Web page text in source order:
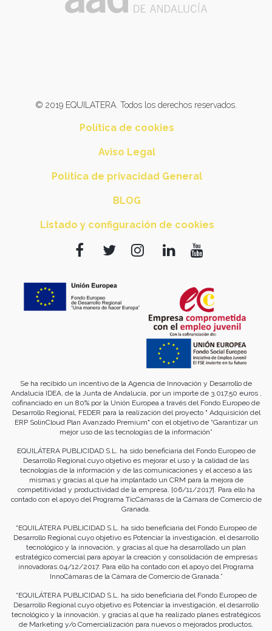
© 2019 EQUILATERA. Todos los derechos reservados.
Política de cookies
Aviso Legal
Política de privacidad General
BLOG
Listado y configuración de cookies
Se ha recibido un incentivo de la Agencia de Innovación y Desarrollo de
Andalucía IDEA, de la Junta de Andalucía, por un importe de 3.017,50 euros ,
cofinanciado en un 80% por la Unión Europea a través del Fondo Europeo de
Desarrollo Regional, FEDER para la realización del proyecto " Adquisición del
ERP SolinCloud Plan Avanzado Premium" con el objetivo de “Garantizar un
mejor uso de las tecnologías de la información”
EQUILÁTERA PUBLICIDAD S.L. ha sido beneficiaria del Fondo Europeo de
Desarrollo Regional cuyo objetivo es mejorar el uso y la calidad de las
tecnologías de la información y de las comunicaciones y el acceso a las
mismas y gracias al que ha implantado un CRM para la mejora de
competitividad y productividad de la empresa. [06/11/2017]. Para ello ha
contado con el apoyo del Programa TicCámaras de la Cámara de Comercio de
Granada.
“EQUILÁTERA PUBLICIDAD S.L. ha sido beneficiaria del Fondo Europeo de
Desarrollo Regional cuyo objetivo es Potenciar la investigación, el desarrollo
tecnológico y la innovación, y gracias al que ha desarrollado un plan
estratégico comercial para apoyar la creación y consolidación de empresas
innovadoras.04/12/2017. Para ello ha contado con el apoyo del Programa
InnoCámaras de la Cámara de Comercio de Granada.”
“EQUILÁTERA PUBLICIDAD S.L. ha sido beneficiaria del Fondo Europeo de
Desarrollo Regional cuyo objetivo es Potenciar la investigación, el desarrollo
tecnológico y la innovación, y gracias al que ha realizado planes estratégicos
de Marketing y/o Comercialización para nuevos o mejorados productos,